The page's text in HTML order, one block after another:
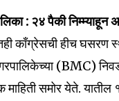
: २४ पैकी निम्म्याहून
काँग्रेसची हीच घसरण
(BMC)
माहिती समोर येते.